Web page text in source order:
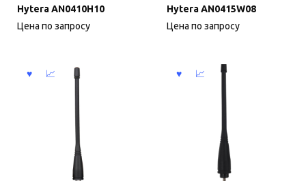
Hytera AN0410H10
Цена по запросу
Hytera AN0415W08
Цена по запросу